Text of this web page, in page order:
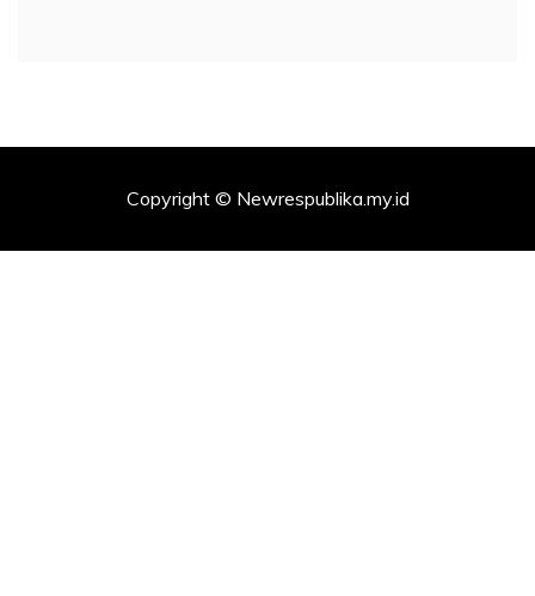
Copyright © Newrespublika.my.id